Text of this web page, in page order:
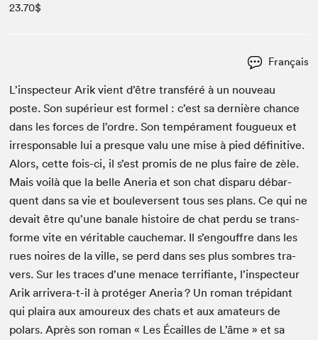
23.70$
Français
L’inspecteur Arik vient d’être trans­féré à un nou­veau
poste. Son supérieur est formel : c’est sa dernière chance
dans les forces de l’ordre. Son tem­péra­ment fougueux et
irre­spon­s­able lui a presque valu une mise à pied défini­tive.
Alors, cette fois-ci, il s’est promis de ne plus faire de zèle.
Mais voilà que la belle Ane­r­ia et son chat dis­paru débar­
quent dans sa vie et boule­versent tous ses plans. Ce qui ne
devait être qu’une banale his­toire de chat per­du se trans­
forme vite en véri­ta­ble cauchemar. Il s’engouffre dans les
rues noires de la ville, se perd dans ses plus som­bres tra­
vers. Sur les traces d’une men­ace ter­ri­fi­ante, l’inspecteur
Arik arrivera-t-il à pro­téger Ane­r­ia ? Un roman trép­i­dant
qui plaira aux amoureux des chats et aux ama­teurs de
polars. Après son roman « Les Écailles de L’âme » et sa